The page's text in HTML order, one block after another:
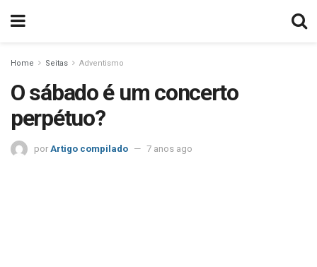
Home Seitas Adventismo
O sábado é um concerto
perpétuo?
por Artigo compilado 7 anos ago